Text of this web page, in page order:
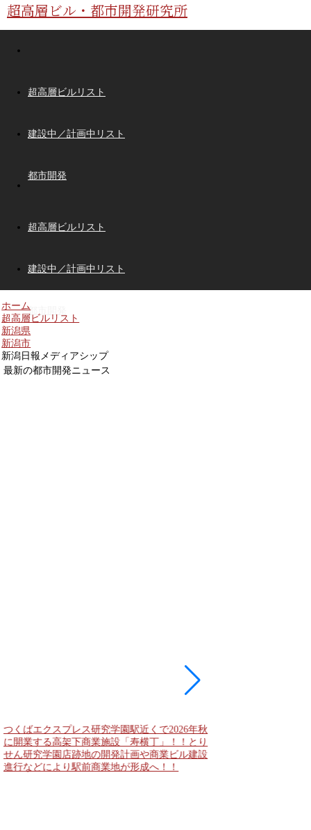
超高層ビル・都市開発研究所
超高層ビルリスト
建設中／計画中リスト
都市開発
超高層ビルリスト
建設中／計画中リスト
都市開発
ホーム
超高層ビルリスト
新潟県
新潟市
新潟日報メディアシップ
最新の都市開発ニュース
つくばエクスプレス研究学園駅近くで2026年秋
に開業する高架下商業施設「寿横丁」！！とり
せん研究学園店跡地の開発計画や商業ビル建設
進行などにより駅前商業地が形成へ！！